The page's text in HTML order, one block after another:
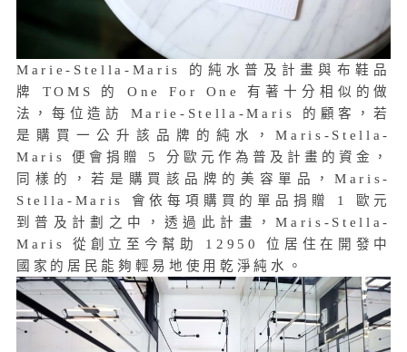
Marie-Stella-Maris 的純水普及計畫與布鞋品
牌 TOMS 的 One For One 有著十分相似的做
法，每位造訪 Marie-Stella-Maris 的顧客，若
是購買一公升該品牌的純水，Maris-Stella-
Maris 便會捐贈 5 分歐元作為普及計畫的資金，
同樣的，若是購買該品牌的美容單品，Maris-
Stella-Maris 會依每項購買的單品捐贈 1 歐元
到普及計劃之中，透過此計畫，Maris-Stella-
Maris 從創立至今幫助 12950 位居住在開發中
國家的居民能夠輕易地使用乾淨純水。